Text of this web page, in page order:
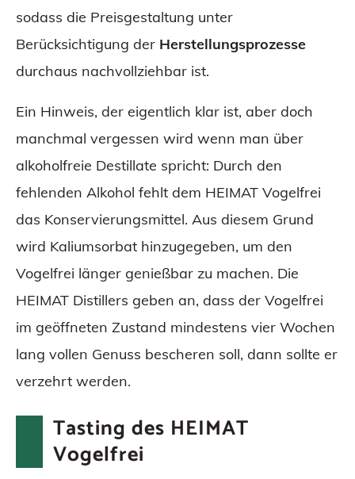
sodass die Preisgestaltung unter
Berücksichtigung der Herstellungsprozesse
durchaus nachvollziehbar ist.
Ein Hinweis, der eigentlich klar ist, aber doch
manchmal vergessen wird wenn man über
alkoholfreie Destillate spricht: Durch den
fehlenden Alkohol fehlt dem HEIMAT Vogelfrei
das Konservierungsmittel. Aus diesem Grund
wird Kaliumsorbat hinzugegeben, um den
Vogelfrei länger genießbar zu machen. Die
HEIMAT Distillers geben an, dass der Vogelfrei
im geöffneten Zustand mindestens vier Wochen
lang vollen Genuss bescheren soll, dann sollte er
verzehrt werden.
Tasting des HEIMAT
Vogelfrei